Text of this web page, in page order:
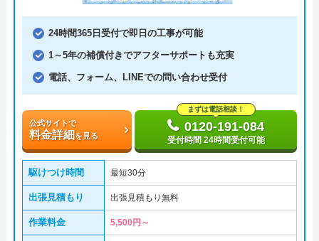
24時間365日受付で即日の工事が可能
1～5年の補償付きでアフターサポートも充実
電話、フォーム、LINEでの問い合わせ受付
公式サイトで
料金詳細を見る
まずは電話相談！
0120-191-084
受付時間 24時間受付可能
駆けつけ時間 最短30分
出張見積もり 出張見積もり無料
作業料金 5,500円～